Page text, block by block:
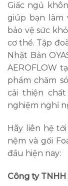
Giấc ngủ
giúp bạn làm
bảo vệ sức
cơ thể. Tập
Nhật Bản
AEROFLOW
phẩm chăm
cải thiện
nghiệm nghỉ
Hãy liên hệ
nệm và gối
đầu hiện nay:
Công ty